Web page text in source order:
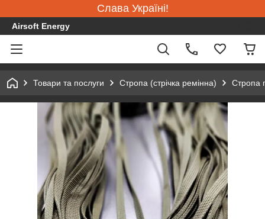
Слава Україні!
Airsoft Energy
Товари та послуги Стропа (стрічка ремінна) Стропа